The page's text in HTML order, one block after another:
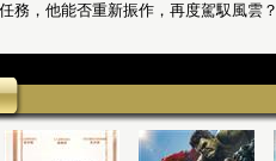
務，他能否重新振作，再度駕馭風雲？